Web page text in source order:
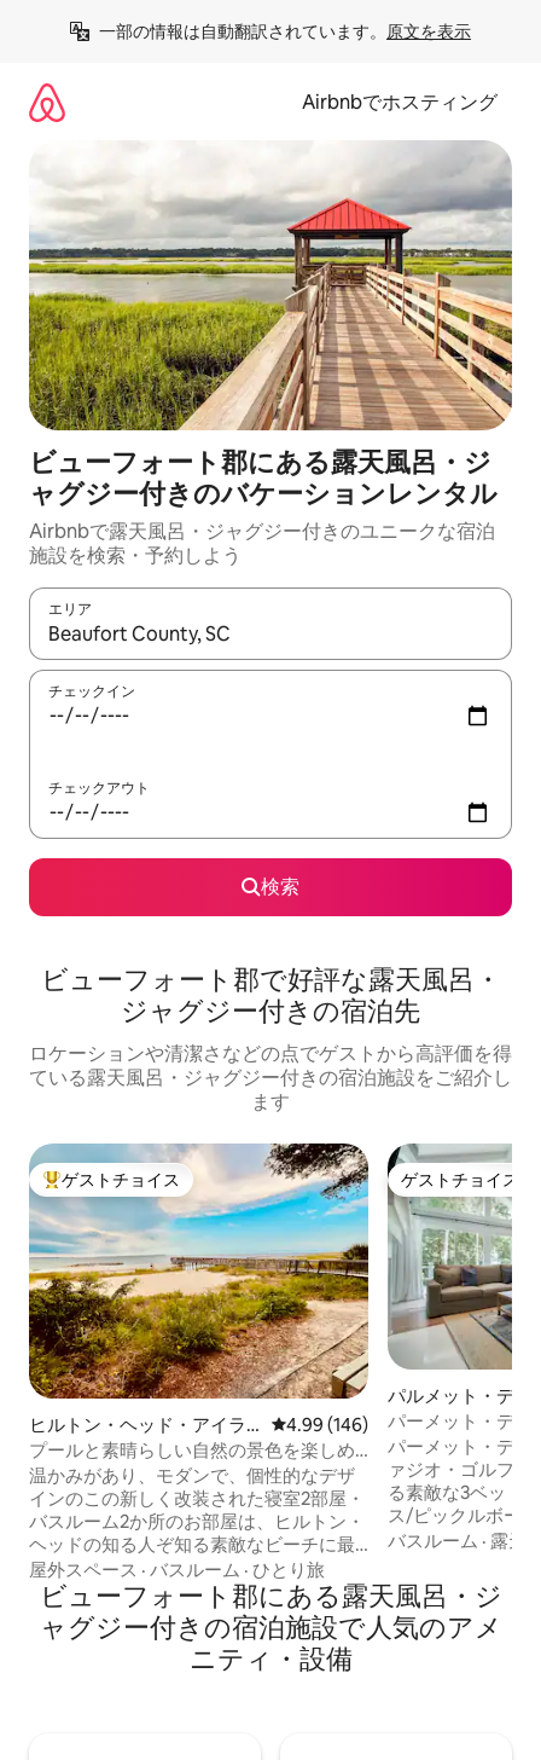
一部の情報は自動翻訳されています。 原文を表示
Airbnbでホスティング
ビューフォート郡にある露天風呂・ジ
ャグジー付きのバケーションレンタル
Airbnbで露天風呂・ジャグジー付きのユニークな宿泊
施設を検索・予約しよう
エリア
検索結果が表示されたら、上下の矢印キーを使って移動するか
チェックイン
チェックアウト
検索
ビューフォート郡で好評な露天風呂・
ジャグジー付きの宿泊先
ロケーションや清潔さなどの点でゲストから高評価を得
ている露天風呂・ジャグジー付きの宿泊施設をご紹介し
ます
大好評のゲストチョイスです。
ゲストチョイス
ヒルトン・ヘッド・アイラ
ンドのコンドミニアム
レビュー146件、5つ星中4.99つ
4.99 (146)
プールと素晴らしい自然の景色を楽しめ
るビーチのコンドミニアム
温かみがあり、モダンで、個性的なデザ
インのこの新しく改装された寝室2部屋・
バスルーム2か所のお部屋は、ヒルトン・
ヘッドの知る人ぞ知る素敵なビーチに最
も近いコンドミニアムで、ラグーンと海
峡の景色を楽しめます。主寝室にはキン
グサイズのベッド、子供部屋にはツイン
ベッドが1台ずつあります。スクリーンで
仕切られたサンルーム、プール3つ、ホッ
屋外スペース · バスルーム · ひとり旅
ゲストチョイス
ゲストチョイス
パルメット・デュ
一軒家
パーメット・デュ
室、新しいプール
パーメット・デュ
ァジオ・ゴルフ
る素敵な3ベッド
ス/ピックルボー
ストランの近くで
グサイズのベッド
のベッドルームに
ッドが2台。すべ
バスルーム · 露天
ビューフォート郡にある露天風呂・ジ
ャグジー付きの宿泊施設で人気のアメ
ニティ・設備